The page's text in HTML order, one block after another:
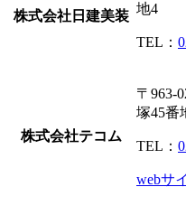
株式会社日建美装 地4
TEL：
株式会社テコム
〒963-
塚45番
TEL：
webサ